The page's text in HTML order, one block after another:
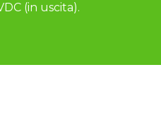
(in uscita).